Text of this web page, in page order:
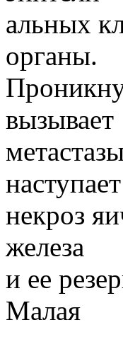
альных
органы.
вызывает
наступает
некроз
железа
и ее
Малая